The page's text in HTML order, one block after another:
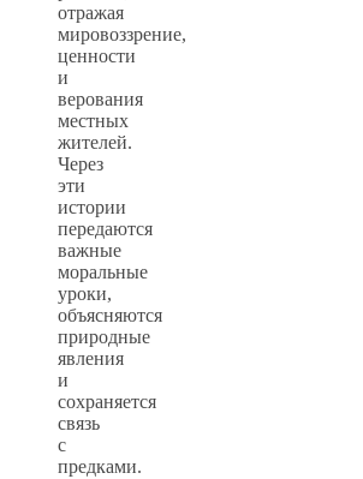
отражая
мировоззрение,
ценности
и
верования
местных
жителей.
Через
эти
истории
передаются
важные
моральные
уроки,
объясняются
природные
явления
и
сохраняется
связь
с
предками.